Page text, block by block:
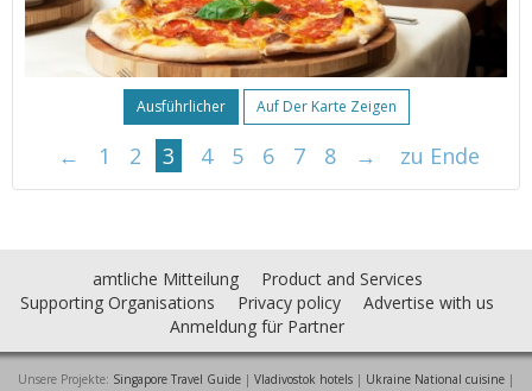
Ausführlicher Auf Der Karte Zeigen
← 1 2 3 4 5 6 7 8 → zu Ende
amtliche Mitteilung
Product and Services
Supporting Organisations
Privacy policy
Advertise with us
Anmeldung für Partner
Unsere Projekte: Singapore Travel Guide | Vladivostok hotels | Ukraine National cuisine |